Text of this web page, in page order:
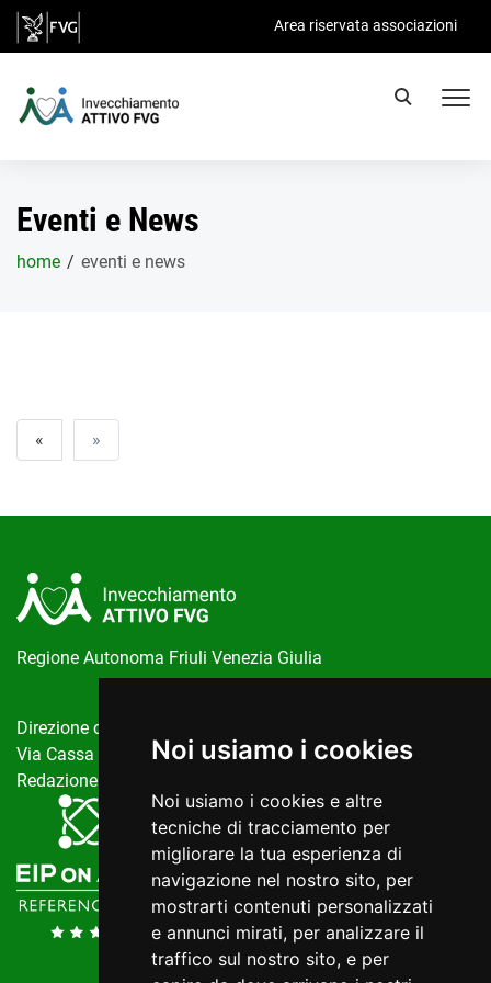
Noi usiamo i cookies
Noi usiamo i cookies e altre
tecniche di tracciamento per
migliorare la tua esperienza di
navigazione nel nostro sito, per
mostrarti contenuti personalizzati
e annunci mirati, per analizzare il
traffico sul nostro sito, e per
Salta al contenuto principale
Area riservata associazioni
Eventi e News
home eventi e news
« »
Regione Autonoma Friuli Venezia Giulia
Direzione centrale salute, politiche sociali e disabilità
Via Cassa di Risparmio, 10 Trieste
Redazione del portale: